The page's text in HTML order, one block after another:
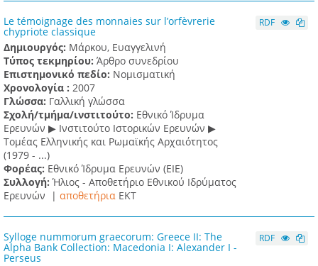
Le témoignage des monnaies sur l’orfèvrerie
chypriote classique
Δημιουργός: Μάρκου, Ευαγγελινή
Τύπος τεκμηρίου: Άρθρο συνεδρίου
Επιστημονικό πεδίο: Νομισματική
Χρονολογία : 2007
Γλώσσα: Γαλλική γλώσσα
Σχολή/τμήμα/ινστιτούτο: Εθνικό Ίδρυμα
Ερευνών ▶ Ινστιτούτο Ιστορικών Ερευνών ▶
Τομέας Ελληνικής και Ρωμαϊκής Αρχαιότητος
(1979 - ...)
Φορέας: Εθνικό Ίδρυμα Ερευνών (ΕΙΕ)
Συλλογή:Ήλιος - Αποθετήριο Εθνικού Ιδρύματος
Ερευνών | αποθετήρια EKT
RDF
Sylloge nummorum graecorum: Greece II: The
Alpha Bank Collection: Macedonia I: Alexander I -
Perseus
RDF